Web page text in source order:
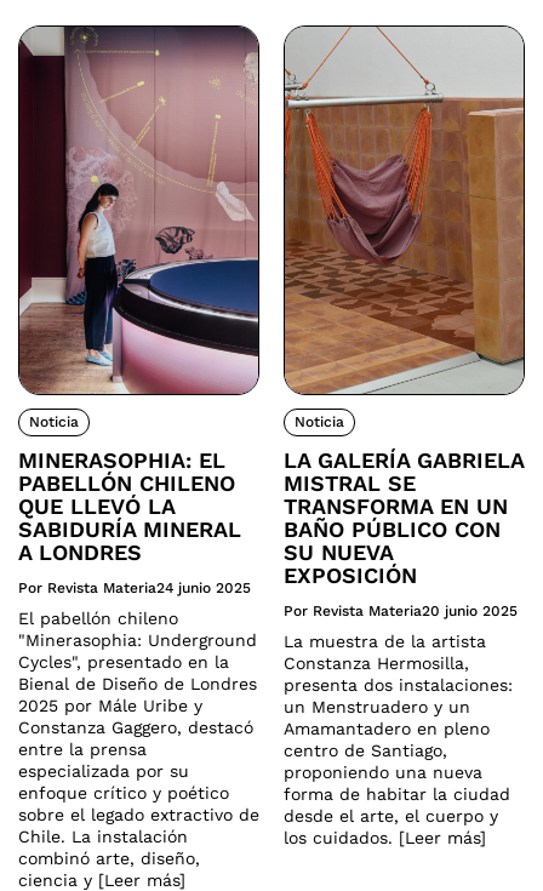
Noticia
MINERASOPHIA: EL
PABELLÓN CHILENO
QUE LLEVÓ LA
SABIDURÍA MINERAL
A LONDRES
Por Revista Materia24 junio 2025
El pabellón chileno
"Minerasophia: Underground
Cycles", presentado en la
Bienal de Diseño de Londres
2025 por Mále Uribe y
Constanza Gaggero, destacó
entre la prensa
especializada por su
enfoque crítico y poético
sobre el legado extractivo de
Chile. La instalación
combinó arte, diseño,
ciencia y [Leer más]
Noticia
LA GALERÍA GABRIELA
MISTRAL SE
TRANSFORMA EN UN
BAÑO PÚBLICO CON
SU NUEVA
EXPOSICIÓN
Por Revista Materia20 junio 2025
La muestra de la artista
Constanza Hermosilla,
presenta dos instalaciones:
un Menstruadero y un
Amamantadero en pleno
centro de Santiago,
proponiendo una nueva
forma de habitar la ciudad
desde el arte, el cuerpo y
los cuidados. [Leer más]